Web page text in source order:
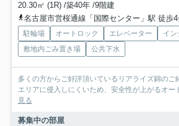
20.30㎡ (1R) /築40年 /9階建
名古屋市営桜通線「国際センター」駅 徒歩
駐輪場 オートロック エレベーター
イ
敷地内ごみ置き場
公共下水
多くの方からご好評頂いているリアライズ錦のご
エリアに侵入しにくいため、安全性が上がるオー
見る
募集中の部屋